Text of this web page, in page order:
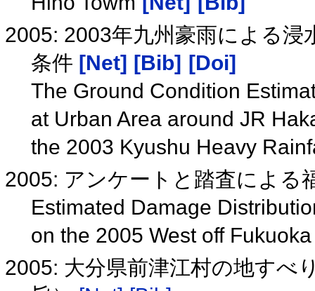
2005: 2003年九州豪雨による浸
条件 [Net] [Bib] [Doi]
The Ground Condition
at Urban Area around JR
the 2003 Kyushu Heavy
2005: アンケートと踏査による
Estimated Damage
on the 2005 West off
2005: 大分県前津江村の地すべ